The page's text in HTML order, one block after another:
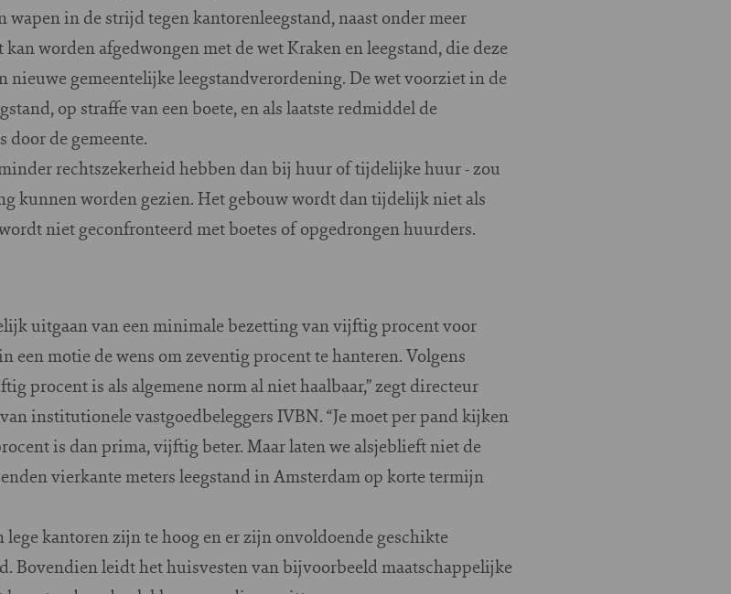
in de strijd tegen kantorenleegstand, naast onder meer
worden afgedwongen met de wet Kraken en leegstand, die deze
nieuwe gemeentelijke leegstandverordening. De wet voorziet in de
op straffe van een boete, en als laatste redmiddel de
de gemeente.
rechtszekerheid hebben dan bij huur of tijdelijke huur - zou
kunnen worden gezien. Het gebouw wordt dan tijdelijk niet als
niet geconfronteerd met boetes of opgedrongen huurders.
uitgaan van een minimale bezetting van vijftig procent voor
een motie de wens om zeventig procent te hanteren. Volgens
procent is als algemene norm al niet haalbaar,” zegt directeur
institutionele vastgoedbeleggers IVBN. “Je moet per pand kijken
is dan prima, vijftig beter. Maar laten we alsjeblieft niet de
vierkante meters leegstand in Amsterdam op korte termijn
kantoren zijn te hoog en er zijn onvoldoende geschikte
Bovendien leidt het huisvesten van bijvoorbeeld maatschappelijke